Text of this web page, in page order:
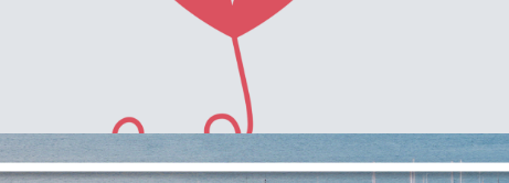
Ustawienia